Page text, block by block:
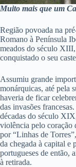
Muito mais que um
Região povoada na
Romano à Península
meados do século
conquistado o seu
Assumiu grande
monárquicas, até pela
haveria de ficar
das invasões
décadas do século
violência pelo coração
por “Linhas de
da chegada à capital e
portugueses de então,
à retirada.